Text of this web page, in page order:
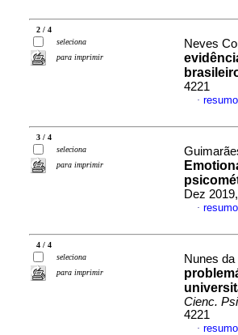
2 / 4
seleciona
para imprimir
Neves
4221
·
3 / 4
seleciona
para imprimir
Dez
·
4 / 4
seleciona
para imprimir
Nunes
Cienc.
4221
·